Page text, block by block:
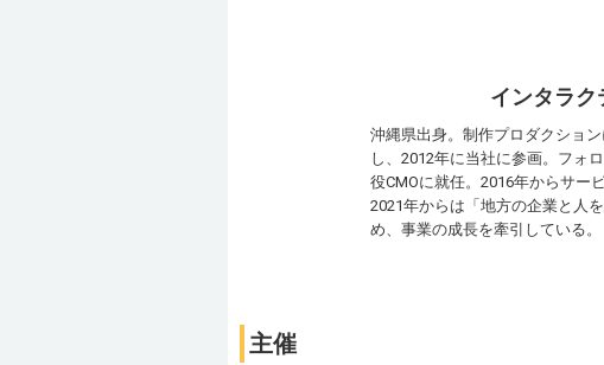
インタラ
沖縄県出⾝。制作プロダクショ
し、2012年に当社に参画。フォ
役CMOに就任。2016年からサー
2021年からは「地⽅の企業と⼈
め、事業の成長を牽引している。
主催